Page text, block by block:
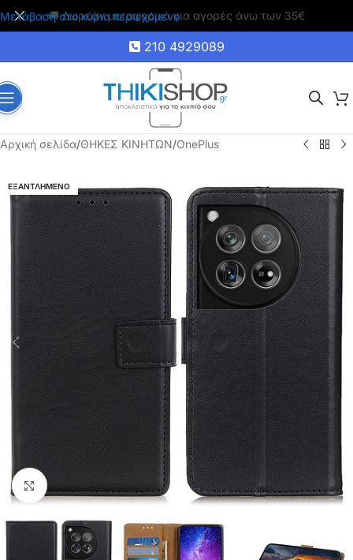
Μετάβαση στο κύριο περιεχόμενο
🚚 Δωρεάν μεταφορικά για αγορές άνω των 35€
210 4929089
Αρχική σελίδα/ΘΗΚΕΣ ΚΙΝΗΤΩΝ/OnePlus
ΕΞΑΝΤΛΗΜΕΝΟ
Click to enlarge